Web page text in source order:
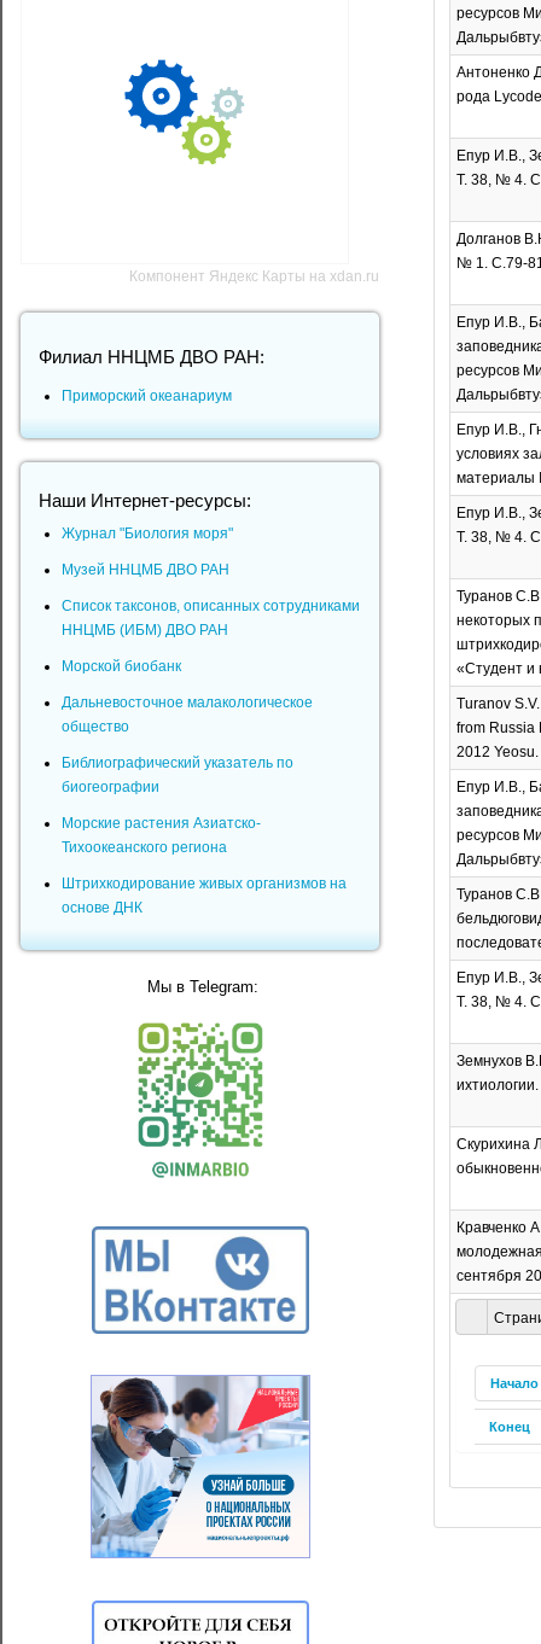
Начало
Конец
ресурсов
Антоненко
рода
Епур И.В.,
Т. 38, № 4.
Долганов
№ 1. С.79-
Епур И.В.,
ресурсов
Епур И.В.,
условиях
материалы
Епур И.В.,
Т. 38, № 4.
Туранов
некоторых
«Студент и
Turanov
from Russia
2012 Yeosu.
Епур И.В.,
ресурсов
Туранов
Епур И.В.,
Т. 38, № 4.
Земнухов
Скурихина
Кравченко
сентября
Компонент Яндекс Карты на xdan.ru
Филиал ННЦМБ ДВО РАН:
Приморский океанариум
Наши Интернет-ресурсы:
Журнал "Биология моря"
Музей ННЦМБ ДВО РАН
Список таксонов, описанных сотрудниками
ННЦМБ (ИБМ) ДВО РАН
Морской биобанк
Дальневосточное малакологическое
общество
Библиографический указатель по
биогеографии
Морские растения Азиатско-
Тихоокеанского региона
Штрихкодирование живых организмов на
основе ДНК
Мы в Telegram: